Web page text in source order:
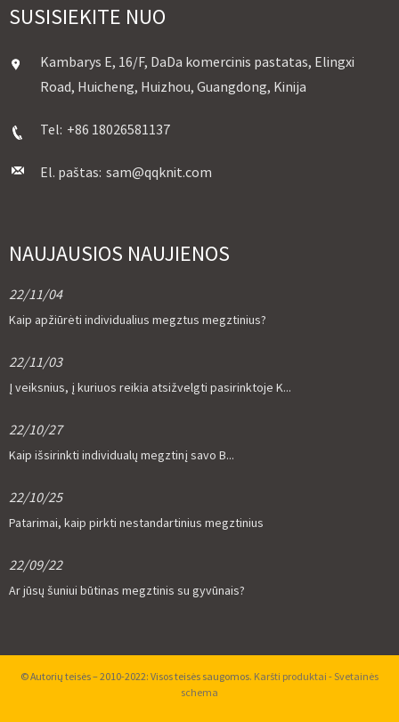
SUSISIEKITE NUO
Kambarys E, 16/F, DaDa komercinis pastatas, Elingxi
Road, Huicheng, Huizhou, Guangdong, Kinija
Tel: +86 18026581137
El. paštas: sam@qqknit.com
NAUJAUSIOS NAUJIENOS
22/11/04
Kaip apžiūrėti individualius megztus megztinius?
22/11/03
Į veiksnius, į kuriuos reikia atsižvelgti pasirinktoje K...
22/10/27
Kaip išsirinkti individualų megztinį savo B...
22/10/25
Patarimai, kaip pirkti nestandartinius megztinius
22/09/22
Ar jūsų šuniui būtinas megztinis su gyvūnais?
© Autorių teisės – 2010-2022: Visos teisės saugomos. Karšti produktai - Svetainės
schema